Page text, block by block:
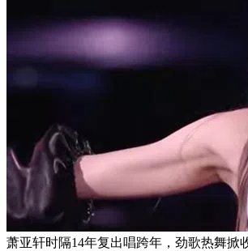
萧亚轩时隔14年复出唱跨年，劲歌热舞掀